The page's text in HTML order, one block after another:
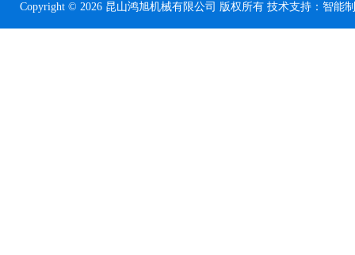
Copyright © 2026 昆山鸿旭机械有限公司 版权所有 技术支持： 智能